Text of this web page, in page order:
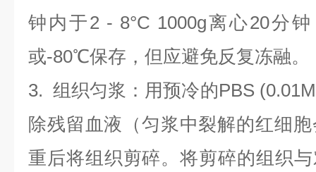
钟内于2 - 8°C 1000g离心20分
或-80℃保存，但应避免反复冻融。
3.组织匀浆 ：用预冷的PBS
除残留血液（匀浆中裂解的红细
重后将组织剪碎。将剪碎的组织